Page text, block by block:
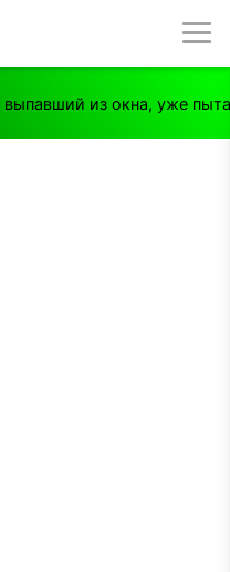
из окна, уже